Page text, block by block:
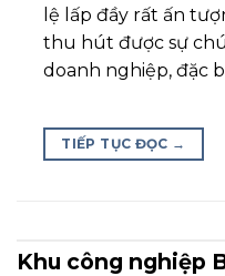
lệ lấp đầy rất ấn
thu hút được sự
doanh nghiệp, đặc
TIẾP TỤC ĐỌC →
Khu công nghiệp